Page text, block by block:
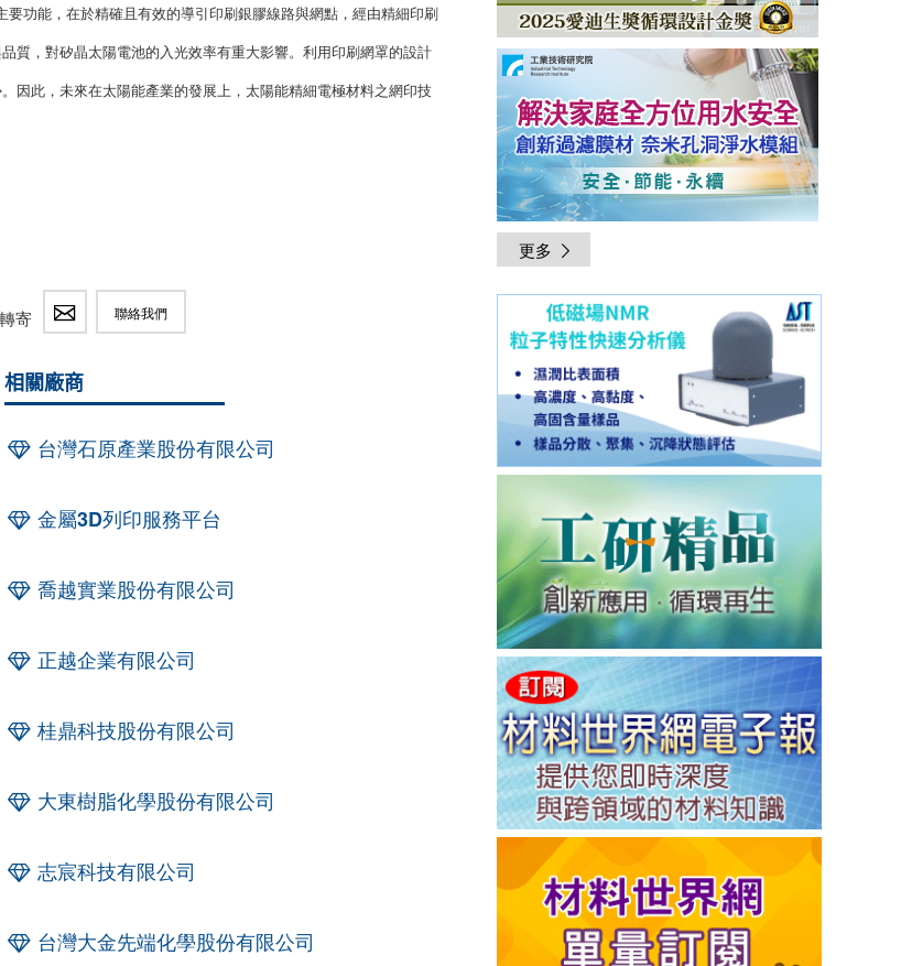
功能，在於精確且有效的導引印刷銀膠線路與網點，經由精細印刷
質，對矽晶太陽電池的入光效率有重大影響。利用印刷網罩的設計
因此，未來在太陽能產業的發展上，太陽能精細電極材料之網印技
轉寄 聯絡我們
相關廠商
台灣石原產業股份有限公司
金屬3D列印服務平台
喬越實業股份有限公司
正越企業有限公司
桂鼎科技股份有限公司
大東樹脂化學股份有限公司
志宸科技有限公司
台灣大金先端化學股份有限公司
更多